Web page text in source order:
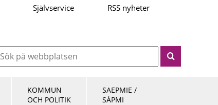
Självservice RSS nyheter
KOMMUN
OCH POLITIK
SAEPMIE /
SÁPMI